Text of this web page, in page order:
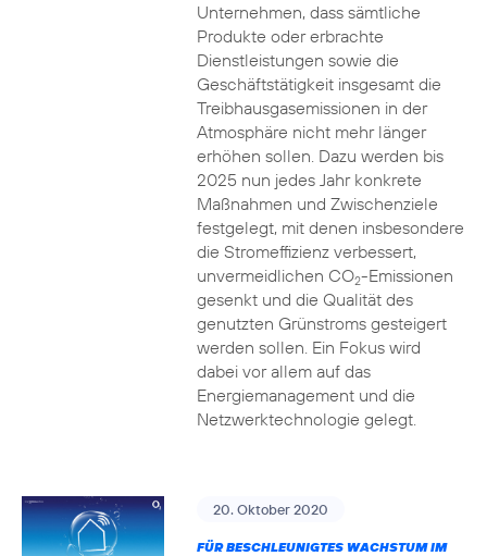
Unternehmen, dass sämtliche
Produkte oder erbrachte
Dienstleistungen sowie die
Geschäftstätigkeit insgesamt die
Treibhausgasemissionen in der
Atmosphäre nicht mehr länger
erhöhen sollen. Dazu werden bis
2025 nun jedes Jahr konkrete
Maßnahmen und Zwischenziele
festgelegt, mit denen insbesondere
die Stromeffizienz verbessert,
unvermeidlichen CO2-Emissionen
gesenkt und die Qualität des
genutzten Grünstroms gesteigert
werden sollen. Ein Fokus wird
dabei vor allem auf das
Energiemanagement und die
Netzwerktechnologie gelegt.
20. Oktober 2020
FÜR BESCHLEUNIGTES WACHSTUM IM